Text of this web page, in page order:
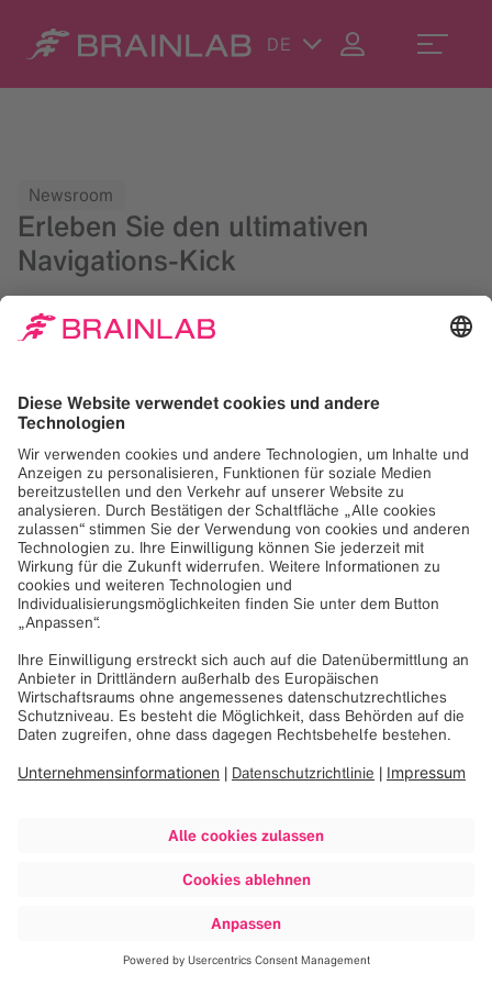
DE
Newsroom
Erleben Sie den ultimativen
Navigations-Kick
04. Dezember 2013
Kick® ist das neueste softwaregestützte Chirurgiesystem
von Brainlab in schlankem Design für Navigationspuristen.
Ausgestattet mit den elementaren und wesentlichen
Navigationsfunktionen, kann dieses effiziente System in